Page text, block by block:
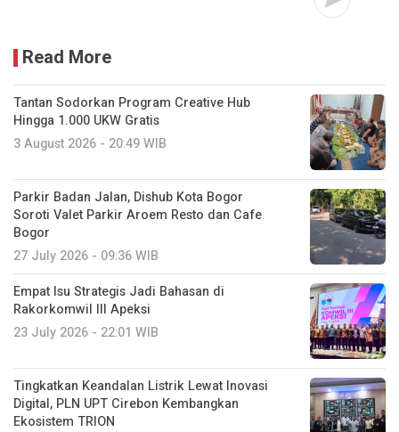
Read More
Tantan Sodorkan Program Creative Hub
Hingga 1.000 UKW Gratis
3 August 2026 - 20:49 WIB
Parkir Badan Jalan, Dishub Kota Bogor
Soroti Valet Parkir Aroem Resto dan Cafe
Bogor
27 July 2026 - 09:36 WIB
Empat Isu Strategis Jadi Bahasan di
Rakorkomwil III Apeksi
23 July 2026 - 22:01 WIB
Tingkatkan Keandalan Listrik Lewat Inovasi
Digital, PLN UPT Cirebon Kembangkan
Ekosistem TRION